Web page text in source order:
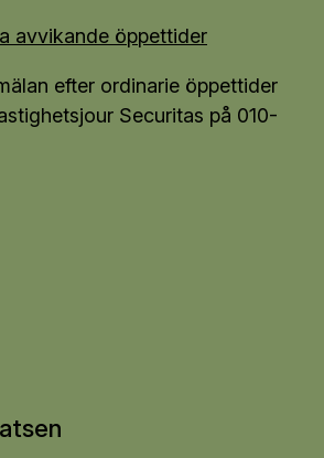
avvikande öppettider
efter ordinarie öppettider
Securitas på 010-